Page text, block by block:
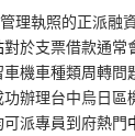
理執照的正派融
對於支票借款通常
機車種類周轉問
功辦理台中烏日區
派專員到府熱門